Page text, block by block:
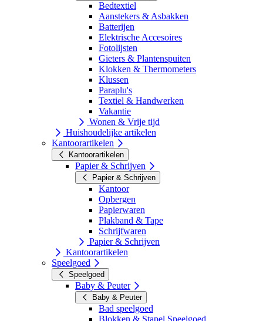
Bedtextiel
Aanstekers & Asbakken
Batterijen
Elektrische Accesoires
Fotolijsten
Gieters & Plantenspuiten
Klokken & Thermometers
Klussen
Paraplu's
Textiel & Handwerken
Vakantie
Wonen & Vrije tijd
Huishoudelijke artikelen
Kantoorartikelen
Kantoorartikelen
Papier & Schrijven
Papier & Schrijven
Kantoor
Opbergen
Papierwaren
Plakband & Tape
Schrijfwaren
Papier & Schrijven
Kantoorartikelen
Speelgoed
Speelgoed
Baby & Peuter
Baby & Peuter
Bad speelgoed
Blokken & Stapel Speelgoed